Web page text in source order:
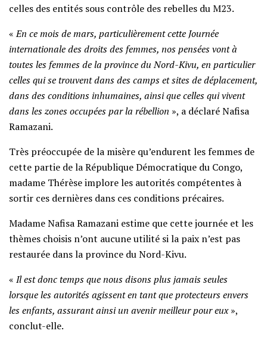
celles des entités sous contrôle des rebelles du M23.
«En ce mois de mars, particulièrement cette Journée
internationale des droits des femmes, nos pensées vont à
toutes les femmes de la province du Nord-Kivu, en particulier
celles qui se trouvent dans des camps et sites de déplacement,
dans des conditions inhumaines, ainsi que celles qui vivent
dans les zones occupées par la rébellion », a déclaré Nafisa
Ramazani.
Très préoccupée de la misère qu’endurent les femmes de
cette partie de la République Démocratique du Congo,
madame Thérèse implore les autorités compétentes à
sortir ces dernières dans ces conditions précaires.
Madame Nafisa Ramazani estime que cette journée et les
thèmes choisis n’ont aucune utilité si la paix n’est pas
restaurée dans la province du Nord-Kivu.
« Il est donc temps que nous disons plus jamais seules
lorsque les autorités agissent en tant que protecteurs envers
les enfants, assurant ainsi un avenir meilleur pour eux»,
conclut-elle.